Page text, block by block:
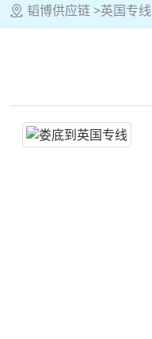
韬博供应链 英国专线